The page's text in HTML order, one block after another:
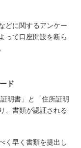
どに関するアンケー
って口座開設を断ら
ド
明書」と「住所証明
、書類が認証される
く早く書類を提出し